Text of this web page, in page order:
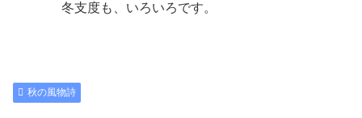
冬支度も、いろいろです。
秋の風物詩